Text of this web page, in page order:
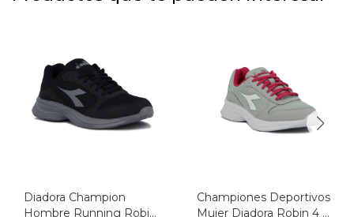
Diadora Champion
Hombre Running Robin
Championes Deportivos
Mujer Diadora Robin 4 -